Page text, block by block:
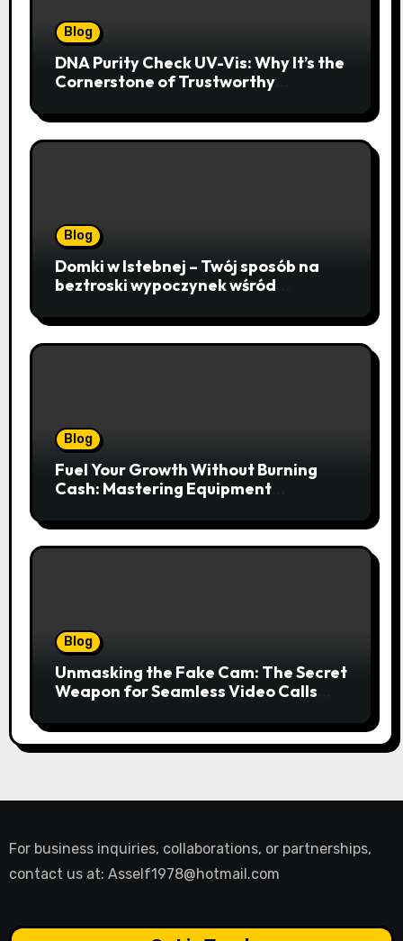
Blog
DNA Purity Check UV-Vis: Why It’s the
Cornerstone of Trustworthy
Blog
Domki w Istebnej – Twój sposób na
beztroski wypoczynek wśród
lasów
Blog
Fuel Your Growth Without Burning
Cash: Mastering Equipment
Blog
Unmasking the Fake Cam: The Secret
Weapon for Seamless Video Calls
For business inquiries, collaborations, or partnerships,
contact us at: Asself1978@hotmail.com